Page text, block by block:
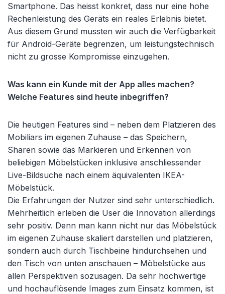
Smartphone. Das heisst konkret, dass nur eine hohe
Rechenleistung des Geräts ein reales Erlebnis bietet.
Aus diesem Grund mussten wir auch die Verfügbarkeit
für Android-Geräte begrenzen, um leistungstechnisch
nicht zu grosse Kompromisse einzugehen.
Was kann ein Kunde mit der App alles machen?
Welche Features sind heute inbegriffen?
Die heutigen Features sind – neben dem Platzieren des
Mobiliars im eigenen Zuhause – das Speichern,
Sharen sowie das Markieren und Erkennen von
beliebigen Möbelstücken inklusive anschliessender
Live-Bildsuche nach einem äquivalenten IKEA-
Möbelstück.
Die Erfahrungen der Nutzer sind sehr unterschiedlich.
Mehrheitlich erleben die User die Innovation allerdings
sehr positiv. Denn man kann nicht nur das Möbelstück
im eigenen Zuhause skaliert darstellen und platzieren,
sondern auch durch Tischbeine hindurchsehen und
den Tisch von unten anschauen – Möbelstücke aus
allen Perspektiven sozusagen. Da sehr hochwertige
und hochauflösende Images zum Einsatz kommen, ist